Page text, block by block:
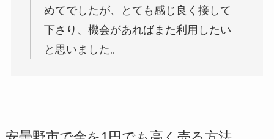
めてでしたが、とても感じ良く接して
下さり、機会があればまた利用したい
と思いました。